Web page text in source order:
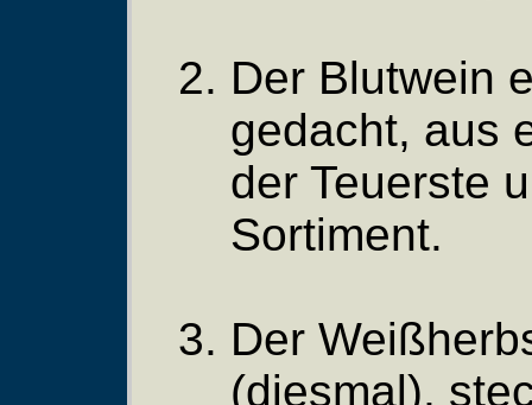
Der Blutwein
gedacht, aus
der Teuerste
Sortiment.
Der
(diesmal),